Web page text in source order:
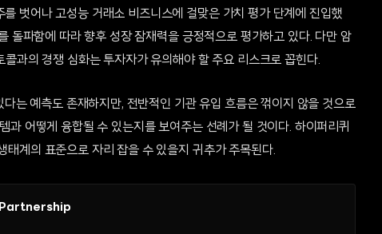
벗어나 고성능 거래소 비즈니스에 걸맞은 가치 평가 단계에 진입했
파함에 따라 향후 성장 잠재력을 긍정적으로 평가하고 있다. 다만 암
과의 경쟁 심화는 투자자가 유의해야 할 주요 리스크로 꼽힌다.
는 예측도 존재하지만, 전반적인 기관 유입 흐름은 꺾이지 않을 것으로
과 어떻게 융합될 수 있는지를 보여주는 선례가 될 것이다. 하이퍼리퀴
계의 표준으로 자리 잡을 수 있을지 귀추가 주목된다.